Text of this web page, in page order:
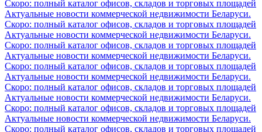
Скоро: полный каталог офисов, складов и торговых площадей
Актуальные новости коммерческой недвижимости Беларуси.
Скоро: полный каталог офисов, складов и торговых площадей
Актуальные новости коммерческой недвижимости Беларуси.
Скоро: полный каталог офисов, складов и торговых площадей
Актуальные новости коммерческой недвижимости Беларуси.
Скоро: полный каталог офисов, складов и торговых площадей
Актуальные новости коммерческой недвижимости Беларуси.
Скоро: полный каталог офисов, складов и торговых площадей
Актуальные новости коммерческой недвижимости Беларуси.
Скоро: полный каталог офисов, складов и торговых площадей
Актуальные новости коммерческой недвижимости Беларуси.
Скоро: полный каталог офисов, складов и торговых площадей